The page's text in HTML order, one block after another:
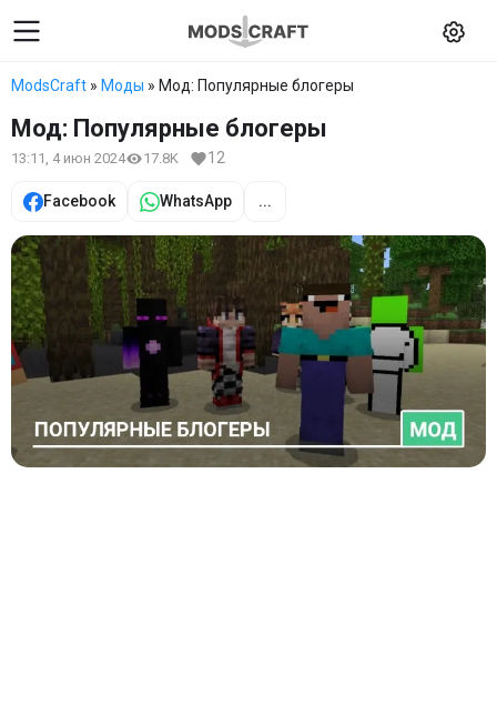
ModsCraft » Моды » Мод: Популярные блогеры
Мод: Популярные блогеры
13:11, 4 июн 2024 17.8K 12
Facebook WhatsApp ...